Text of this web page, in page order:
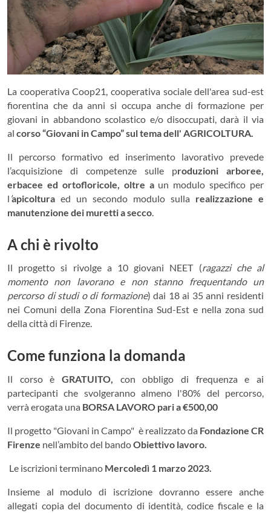
La cooperativa Coop21, cooperativa sociale dell'area sud-est
fiorentina che da anni si occupa anche di formazione per
giovani in abbandono scolastico e/o disoccupati, darà il via
al corso “Giovani in Campo” sul tema dell' AGRICOLTURA.
Il percorso formativo ed inserimento lavorativo prevede
l’acquisizione di competenze sulle produzioni arboree,
erbacee ed ortofloricole, oltre a un modulo specifico per
l apicoltura ed un secondo modulo sulla realizzazione e
manutenzione dei muretti a secco.
A chi è rivolto
Il progetto si rivolge a 10 giovani NEET (ragazzi che al
momento non lavorano e non stanno frequentando un
percorso di studi o di formazione) dai 18 ai 35 anni residenti
nei Comuni della Zona Fiorentina Sud-Est e nella zona sud
della città di Firenze.
Come funziona la domanda
Il corso è GRATUITO, con obbligo di frequenza e ai
partecipanti che svolgeranno almeno l'80% del percorso,
verrà erogata una BORSA LAVORO pari a €500,00
Il progetto "Giovani in Campo" è realizzato da Fondazione CR
Firenze nell’ambito del bandoObiettivo lavoro.
Le iscrizioni terminano Mercoledì 1 marzo 2023.
Insieme al modulo di iscrizione dovranno essere anche
allegati copia del documento di identità, codice fiscale e la